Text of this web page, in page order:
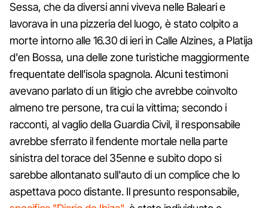
Sessa, che da diversi anni viveva nelle Baleari e
lavorava in una pizzeria del luogo, è stato colpito a
morte intorno alle 16.30 di ieri in Calle Alzines, a Platija
d'en Bossa, una delle zone turistiche maggiormente
frequentate dell'isola spagnola. Alcuni testimoni
avevano parlato di un litigio che avrebbe coinvolto
almeno tre persone, tra cui la vittima; secondo i
racconti, al vaglio della Guardia Civil, il responsabile
avrebbe sferrato il fendente mortale nella parte
sinistra del torace del 35enne e subito dopo si
sarebbe allontanato sull'auto di un complice che lo
aspettava poco distante. Il presunto responsabile,